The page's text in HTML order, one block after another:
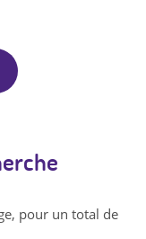
pour un total de